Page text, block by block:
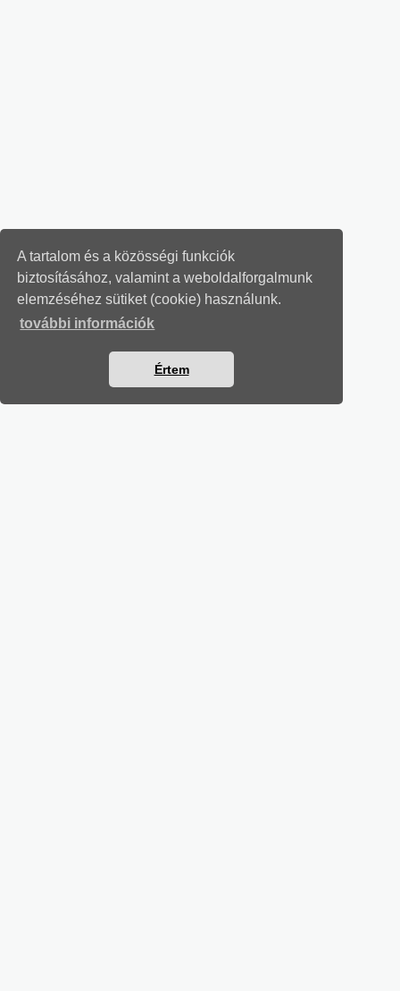
A tartalom és a közösségi funkciók
biztosításához, valamint a weboldalforgalmunk
elemzéséhez sütiket (cookie) használunk.
további információk
Értem